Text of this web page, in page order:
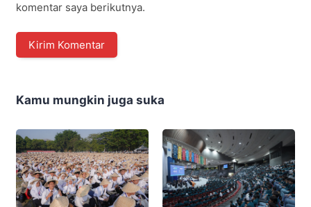
komentar saya berikutnya.
Kamu mungkin juga suka